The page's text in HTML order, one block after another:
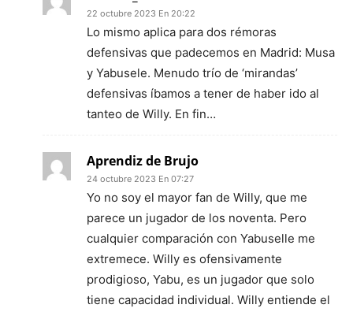
22 octubre 2023 En 20:22
Lo mismo aplica para dos rémoras
defensivas que padecemos en Madrid: Musa
y Yabusele. Menudo trío de ‘mirandas’
defensivas íbamos a tener de haber ido al
tanteo de Willy. En fin…
Aprendiz de Brujo
24 octubre 2023 En 07:27
Yo no soy el mayor fan de Willy, que me
parece un jugador de los noventa. Pero
cualquier comparación con Yabuselle me
extremece. Willy es ofensivamente
prodigioso, Yabu, es un jugador que solo
tiene capacidad individual. Willy entiende el